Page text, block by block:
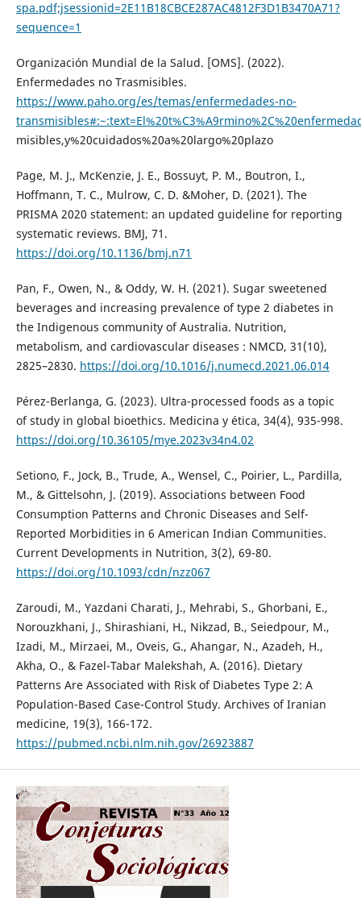
spa.pdf;jsessionid=2E11B18CBCE287AC4812F3D1B3470A71?
sequence=1
Organización Mundial de la Salud. [OMS]. (2022).
Enfermedades no Trasmisibles.
https://www.paho.org/es/temas/enfermedades-no-
misibles,y%20cuidados%20a%20largo%20plazo
Page, M. J., McKenzie, J. E., Bossuyt, P. M., Boutron, I.,
Hoffmann, T. C., Mulrow, C. D. &Moher, D. (2021). The
PRISMA 2020 statement: an updated guideline for reporting
systematic reviews. BMJ, 71.
https://doi.org/10.1136/bmj.n71
Pan, F., Owen, N., & Oddy, W. H. (2021). Sugar sweetened
beverages and increasing prevalence of type 2 diabetes in
the Indigenous community of Australia. Nutrition,
metabolism, and cardiovascular diseases : NMCD, 31(10),
2825–2830. https://doi.org/10.1016/j.numecd.2021.06.014
Pérez-Berlanga, G. (2023). Ultra-processed foods as a topic
of study in global bioethics. Medicina y ética, 34(4), 935-998.
https://doi.org/10.36105/mye.2023v34n4.02
Setiono, F., Jock, B., Trude, A., Wensel, C., Poirier, L., Pardilla,
M., & Gittelsohn, J. (2019). Associations between Food
Consumption Patterns and Chronic Diseases and Self-
Reported Morbidities in 6 American Indian Communities.
Current Developments in Nutrition, 3(2), 69-80.
https://doi.org/10.1093/cdn/nzz067
Zaroudi, M., Yazdani Charati, J., Mehrabi, S., Ghorbani, E.,
Norouzkhani, J., Shirashiani, H., Nikzad, B., Seiedpour, M.,
Izadi, M., Mirzaei, M., Oveis, G., Ahangar, N., Azadeh, H.,
Akha, O., & Fazel-Tabar Malekshah, A. (2016). Dietary
Patterns Are Associated with Risk of Diabetes Type 2: A
Population-Based Case-Control Study. Archives of Iranian
medicine, 19(3), 166-172.
https://pubmed.ncbi.nlm.nih.gov/26923887